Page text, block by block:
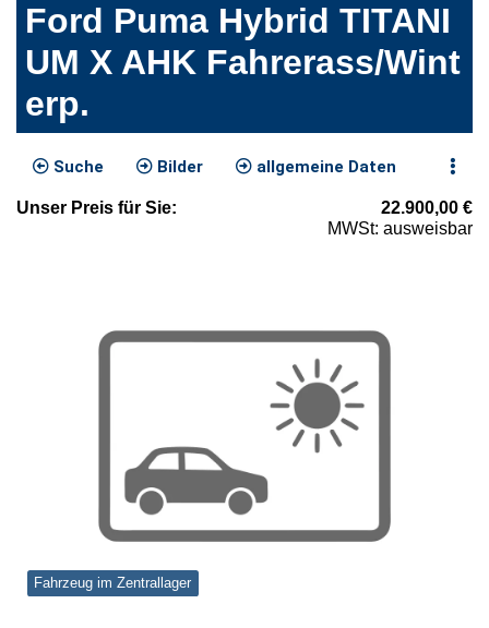
Ford Puma Hybrid TITANI
UM X AHK Fahrerass/Wint
erp.
Suche Bilder allgemeine Daten
Unser Preis für Sie: 22.900,00 €
MWSt: ausweisbar
Fahrzeug im Zentrallager